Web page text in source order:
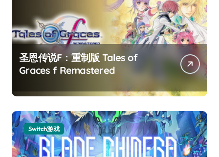
圣恩传说F：重制版 Tales of
Graces f Remastered
Switch游戏